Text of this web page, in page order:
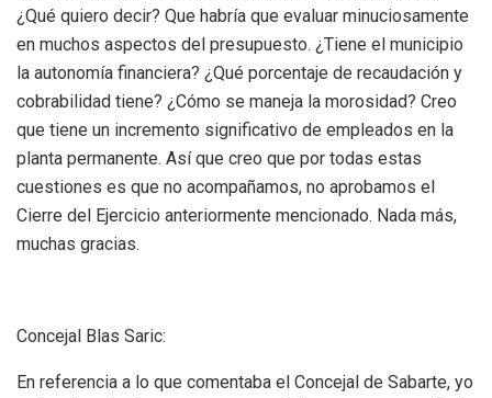
¿Qué quiero decir? Que habría que evaluar minuciosamente
en muchos aspectos del presupuesto. ¿Tiene el municipio
la autonomía financiera? ¿Qué porcentaje de recaudación y
cobrabilidad tiene? ¿Cómo se maneja la morosidad? Creo
que tiene un incremento significativo de empleados en la
planta permanente. Así que creo que por todas estas
cuestiones es que no acompañamos, no aprobamos el
Cierre del Ejercicio anteriormente mencionado. Nada más,
muchas gracias.
Concejal Blas Saric:
En referencia a lo que comentaba el Concejal de Sabarte, yo